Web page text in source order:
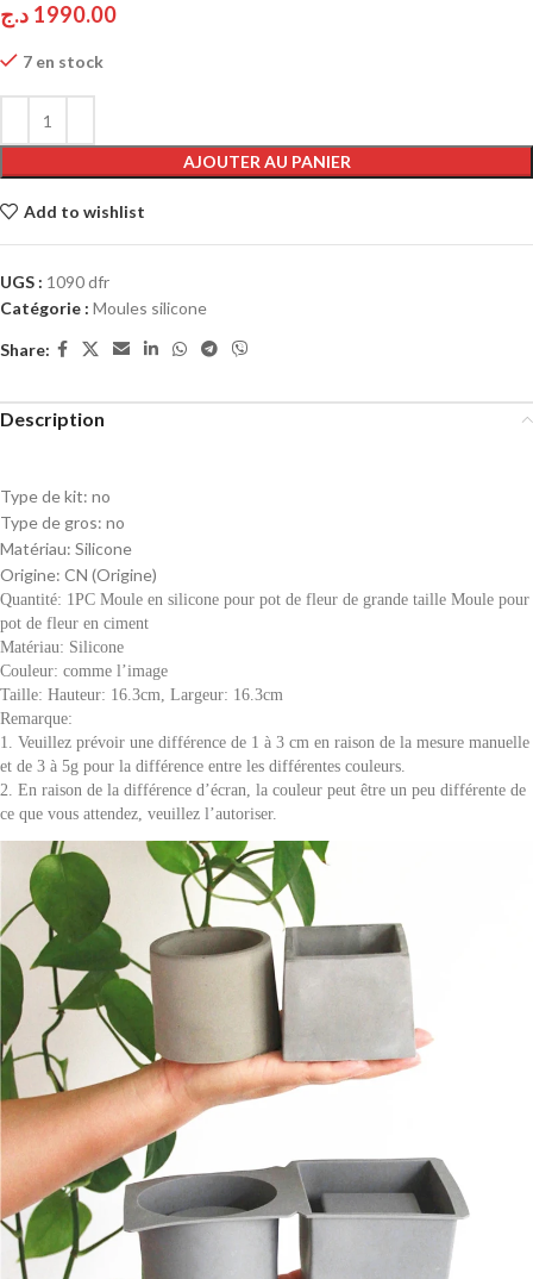
1990.00 د.ج
7 en stock
AJOUTER AU PANIER
Add to wishlist
UGS : 1090 dfr
Catégorie : Moules silicone
Share:
Description
Type de kit: no
Type de gros: no
Matériau: Silicone
Origine: CN (Origine)
Quantité: 1PC Moule en silicone pour pot de fleur de grande taille Moule pour
pot de fleur en ciment
Matériau: Silicone
Couleur: comme l’image
Taille: Hauteur: 16.3cm, Largeur: 16.3cm
Remarque:
1. Veuillez prévoir une différence de 1 à 3 cm en raison de la mesure manuelle
et de 3 à 5g pour la différence entre les différentes couleurs.
2. En raison de la différence d’écran, la couleur peut être un peu différente de
ce que vous attendez, veuillez l’autoriser.